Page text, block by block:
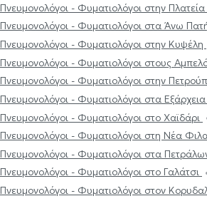
Πνευμονολόγοι - Φυματιολόγοι στην Πλατεία
Πνευμονολόγοι - Φυματιολόγοι στα Άνω
Πνευμονολόγοι - Φυματιολόγοι στην Κυψέλη
Πνευμονολόγοι - Φυματιολόγοι στους
Πνευμονολόγοι - Φυματιολόγοι στην
Πνευμονολόγοι - Φυματιολόγοι στα Εξάρχεια
Πνευμονολόγοι - Φυματιολόγοι στο Χαϊδάρι
Πνευμονολόγοι - Φυματιολόγοι στη Νέα
Πνευμονολόγοι - Φυματιολόγοι στα
Πνευμονολόγοι - Φυματιολόγοι στο Γαλάτσι
Πνευμονολόγοι - Φυματιολόγοι στον